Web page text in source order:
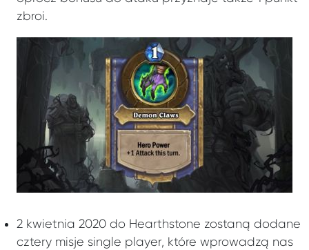
zbroi.
2 kwietnia 2020 do Hearthstone zostaną dodane
cztery misje single player, które wprowadzą nas